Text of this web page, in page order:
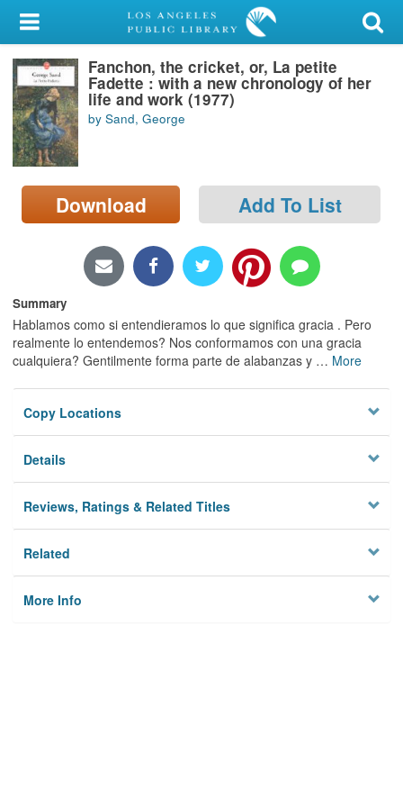
My Account
Library Card
Sign In
Search
Locations/Hours (external
page)
Fanchon, the cricket, or, La petite
Fadette : with a new chronology of her
life and work (1977)
by Sand, George
Download Add To List
Summary
Hablamos como si entendieramos lo que significa gracia . Pero
realmente lo entendemos? Nos conformamos con una gracia
cualquiera? Gentilmente forma parte de alabanzas y … More
Copy Locations
Details
Reviews, Ratings & Related Titles
Related
More Info